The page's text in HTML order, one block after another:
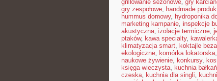
grillowanie sezonowe, gry
gry zespołowe, handmade
hummus domowy, hydroponika
marketing kampanie, inspekcje
akustyczna, izolacje termiczne,
ptaków, kawa specialty,
klimatyzacja smart, koktajle
ekologiczne, komórka lokatorska,
naukowe żywienie, konkursy,
księga wieczysta, kuchnia
czeska, kuchnia dla singli,